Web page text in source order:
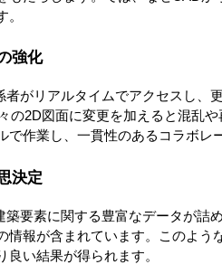
。
強化
者がリアルタイムでアクセスし、
の2D図面に変更を加えると混乱
で作業し、一貫性のあるコラボレ
決定
築要素に関する豊富なデータが詰
情報が含まれています。このよ
良い結果が得られます。